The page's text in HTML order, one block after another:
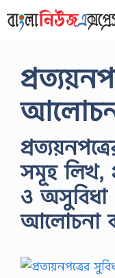
to
সমূহ লিখ,
ও অসুবিধা
আলোচনা